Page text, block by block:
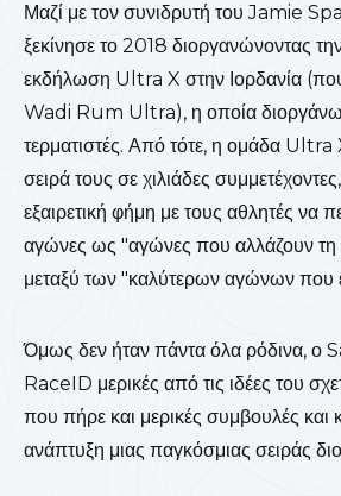
Μαζί με τον συνιδρυτή του Jamie
ξεκίνησε το 2018 διοργανώνοντας
εκδήλωση Ultra X στην Ιορδανία
Wadi Rum Ultra), η οποία
τερματιστές. Από τότε, η ομάδα Ultra
σειρά τους σε χιλιάδες
εξαιρετική φήμη με τους αθλητές να
αγώνες ως "αγώνες που αλλάζουν τη
μεταξύ των "καλύτερων αγώνων που
Όμως δεν ήταν πάντα όλα ρόδινα, ο
RaceID μερικές από τις ιδέες του
που πήρε και μερικές συμβουλές και
ανάπτυξη μιας παγκόσμιας σειράς